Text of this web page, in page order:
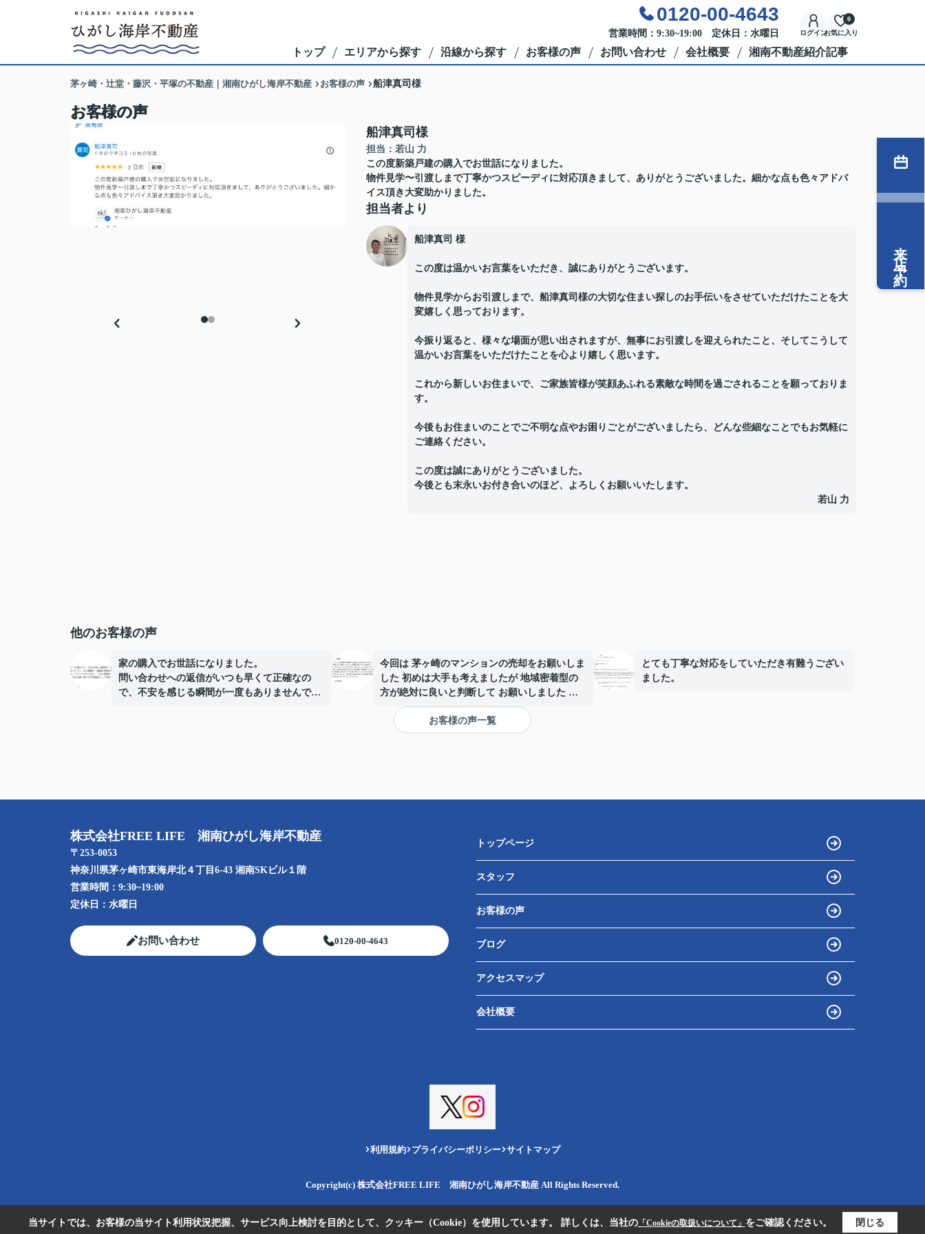
0120-00-4643
営業時間：9:30~19:00 定休日：水曜日 ログインお気に入り
0
トップ エリアから探す 沿線から探す お客様の声 お問い合わせ 会社概要 湘南不動産紹介記事
茅ヶ崎・辻堂・藤沢・平塚の不動産｜湘南ひがし海岸不動産 お客様の声 船津真司様
お客様の声
船津真司様
担当：若山 力
この度新築戸建の購入でお世話になりました。
物件見学〜引渡しまで丁寧かつスピーディに対応頂きまして、ありがとうございました。細かな点も色々アドバ
イス頂き大変助かりました。
担当者より
船津真司 様
この度は温かいお言葉をいただき、誠にありがとうございます。
物件見学からお引渡しまで、船津真司様の大切な住まい探しのお手伝いをさせていただけたことを大
変嬉しく思っております。
今振り返ると、様々な場面が思い出されますが、無事にお引渡しを迎えられたこと、そしてこうして
温かいお言葉をいただけたことを心より嬉しく思います。
これから新しいお住まいで、ご家族皆様が笑顔あふれる素敵な時間を過ごされることを願っておりま
す。
今後もお住まいのことでご不明な点やお困りごとがございましたら、どんな些細なことでもお気軽に
ご連絡ください。
この度は誠にありがとうございました。
今後とも末永いお付き合いのほど、よろしくお願いいたします。
若山 力
他のお客様の声
家の購入でお世話になりました。
問い合わせへの返信がいつも早くて正確なの
で、不安を感じる瞬間が一度もありませんでし
今回は 茅ヶ崎のマンションの売却をお願いしま
した 初めは大手も考えましたが 地域密着型の
方が絶対に良いと判断して お願いしました 金
額の面や 何かと親身なって頂き 昨日契約完了
となりました まずアットホームです 大手とち
がうのはマニュアルどうりではないと言う事 ど
海岸不動産の皆様本当にありがとうございまし
とても丁寧な対応をしていただき有難うござい
ました。
お客様の声一覧
来店予約
株式会社FREE LIFE 湘南ひがし海岸不動産
〒253-0053
神奈川県茅ヶ崎市東海岸北４丁目6-43 湘南SKビル１階
営業時間： 9:30~19:00
定休日： 水曜日
お問い合わせ 0120-00-4643
トップページ
スタッフ
お客様の声
ブログ
アクセスマップ
会社概要
利用規約 プライバシーポリシー サイトマップ
Copyright(c) 株式会社FREE LIFE 湘南ひがし海岸不動産 All Rights Reserved.
当サイトでは、お客様の当サイト利用状況把握、サービス向上検討を目的として、クッキー（Cookie）を使用しています。 詳しくは、当社の「Cookieの取扱いについて」 をご確認ください。 閉じる